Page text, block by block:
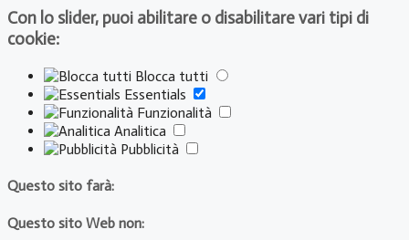
Con lo slider, puoi abilitare o disabilitare vari tipi di
cookie:
Blocca tutti
Essentials
Funzionalità
Analitica
Pubblicità
Questo sito farà:
Questo sito Web non: